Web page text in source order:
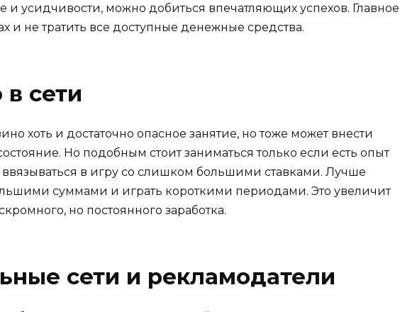
и усидчивости, можно добиться впечатляющих успехов. Главное
и не тратить все доступные денежные средства.
в сети
хоть и достаточно опасное занятие, но тоже может внести
Но подобным стоит заниматься только если есть опыт
ввязываться в игру со слишком большими ставками. Лучше
суммами и играть короткими периодами. Это увеличит
но постоянного заработка.
сети и рекламодатели